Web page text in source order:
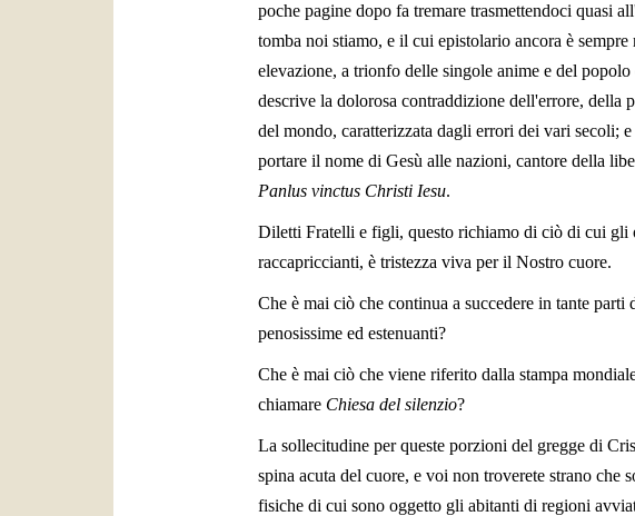
poche pagine dopo fa tremare trasmettendoci quasi
tomba noi stiamo, e il cui epistolario ancora è
elevazione, a trionfo delle singole anime e del
descrive la dolorosa contraddizione dell'errore, della
del mondo, caratterizzata dagli errori dei vari secoli;
portare il nome di Gesù alle nazioni, cantore della
Panlus vinctus Christi Iesu.
Diletti Fratelli e figli, questo richiamo di ciò di cui gli
raccapriccianti, è tristezza viva per il Nostro cuore.
Che è mai ciò che continua a succedere in tante
penosissime ed estenuanti?
Che è mai ciò che viene riferito dalla stampa
chiamare Chiesa del silenzio?
La sollecitudine per queste porzioni del gregge di
spina acuta del cuore, e voi non troverete strano
fisiche di cui sono oggetto gli abitanti di regioni